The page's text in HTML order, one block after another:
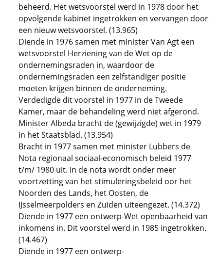
beheerd. Het wetsvoorstel werd in 1978 door het
opvolgende kabinet ingetrokken en vervangen door
een nieuw wetsvoorstel. (13.965)
Diende in 1976 samen met minister Van Agt een
wetsvoorstel Herziening van de Wet op de
ondernemingsraden in, waardoor de
ondernemingsraden een zelfstandiger positie
moeten krijgen binnen de onderneming.
Verdedigde dit voorstel in 1977 in de Tweede
Kamer, maar de behandeling werd niet afgerond.
Minister Albeda bracht de (gewijzigde) wet in 1979
in het Staatsblad. (13.954)
Bracht in 1977 samen met minister Lubbers de
Nota regionaal sociaal-economisch beleid 1977
t/m/ 1980 uit. In de nota wordt onder meer
voortzetting van het stimuleringsbeleid oor het
Noorden des Lands, het Oosten, de
IJsselmeerpolders en Zuiden uiteengezet. (14.372)
Diende in 1977 een ontwerp-Wet openbaarheid van
inkomens in. Dit voorstel werd in 1985 ingetrokken.
(14.467)
Diende in 1977 een ontwerp-